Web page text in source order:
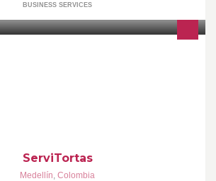
BUSINESS SERVICES
ServiTortas
Medellín, Colombia